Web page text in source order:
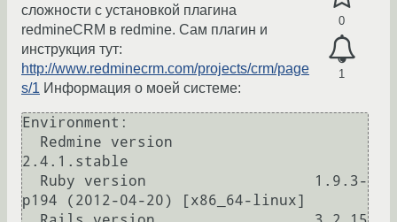
0
1
сложности с установкой плагина
redmineCRM в redmine. Сам плагин и
инструкция тут:
http://www.redminecrm.com/projects/crm/page
s/1 Информация о моей системе:
Environment:
2.4.1.stable
p194 (2012-04-20) [x86_64-linux]